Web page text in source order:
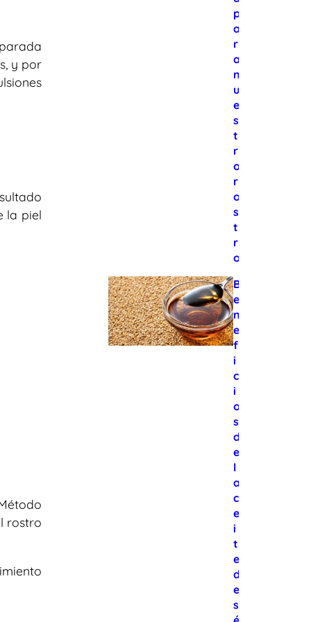
y por
la piel
rostro
p
a
r
a
n
u
e
s
t
r
o
r
o
s
t
r
o
B
e
n
e
f
i
c
i
o
s
d
e
l
a
c
e
i
t
e
d
e
s